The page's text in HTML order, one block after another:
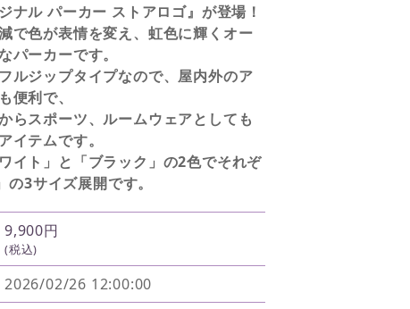
ナル パーカー ストアロゴ』が登場！
で色が表情を変え、虹色に輝くオー
パーカーです。
ルジップタイプなので、屋内外のア
便利で、
らスポーツ、ルームウェアとしても
イテムです。
イト」と「ブラック」の2色でそれぞ
3サイズ展開です。
9,900円
(税込)
2026/02/26 12:00:00